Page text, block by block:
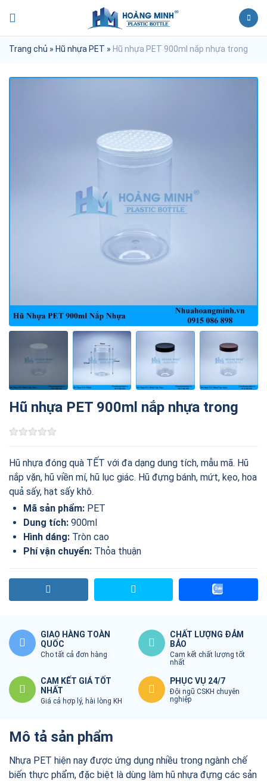
Trang chủ » Hũ nhựa PET » Hũ nhựa PET 900ml nắp nhựa trong
Hũ nhựa PET 900ml nắp nhựa trong
Hũ nhựa đóng quà TẾT với đa dạng dung tích, mẫu mã. Hũ
nắp vặn, hũ viền mí, hũ lục giác. Hũ đựng bánh, mứt, kẹo, hoa
quả sấy, hạt sấy khô.
Mã sản phẩm: PET
Dung tích: 900ml
Hình dáng: Tròn cao
Phí vận chuyển: Thỏa thuận
GIAO HÀNG TOÀN
QUỐC
Cho tất cả đơn hàng
CHẤT LƯỢNG ĐẢM
BẢO
Cam kết chất lượng tốt
nhất
CAM KẾT GIÁ TỐT
NHẤT
Giá cả hợp lý, hài lòng KH
PHỤC VỤ 24/7
Đội ngũ CSKH chuyên
nghiệp
Mô tả sản phẩm
Nhựa PET hiện nay được ứng dụng nhiều trong ngành chế
biến thực phẩm, đặc biệt là dùng làm hũ nhựa đựng các sản